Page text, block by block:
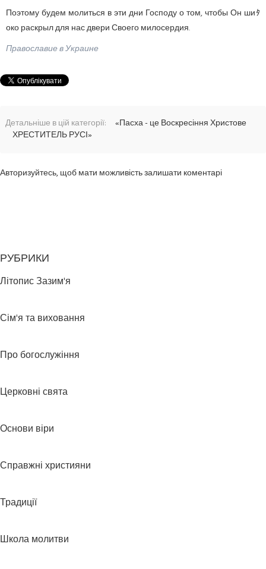
Поэтому будем молиться в эти дни Господу о том, чтобы Он шиﾀ
око раскрыл для нас двери Своего милосердия.
Православие в Украине
Детальніше в цій категорії:
«Пасха - це Воскресіння Христове
ХРЕСТИТЕЛЬ РУСІ»
Авторизуйтесь, щоб мати можливість залишати коментарі
РУБРИКИ
Літопис Зазим'я
Сім'я та виховання
Про богослужіння
Церковні свята
Основи віри
Справжні християни
Традиції
Школа молитви